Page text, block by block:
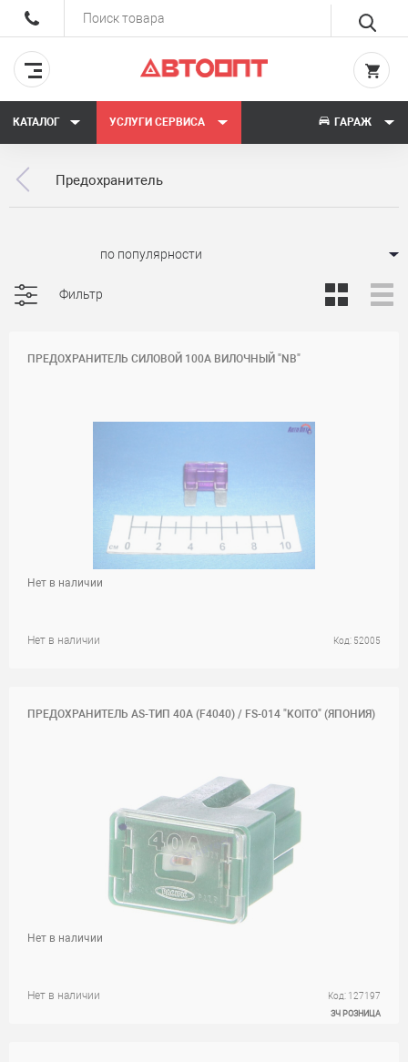
КАТАЛОГ УСЛУГИ СЕРВИСА ГАРАЖ
Предохранитель
Фильтр
ПРЕДОХРАНИТЕЛЬ СИЛОВОЙ 100A ВИЛОЧНЫЙ "NB"
Нет в наличии Код: 52005
Нет в наличии
ПРЕДОХРАНИТЕЛЬ AS-ТИП 40А (F4040) / FS-014 "KOITO" (ЯПОНИЯ)
Нет в наличии Код: 127197
ЗЧ РОЗНИЦА
Нет в наличии